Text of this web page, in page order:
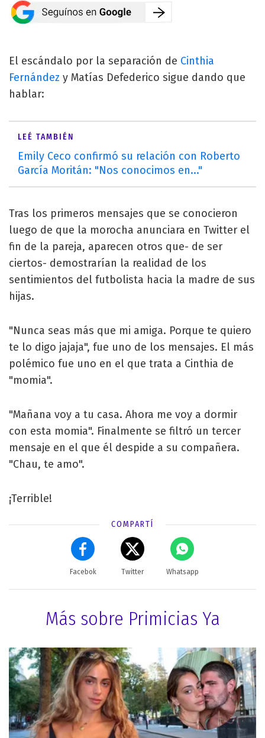
El escándalo por la separación de Cinthia
Fernández y Matías Defederico sigue dando que
hablar:
LEÉ TAMBIÉN
Emily Ceco confirmó su relación con Roberto
García Moritán: "Nos conocimos en..."
Tras los primeros mensajes que se conocieron
luego de que la morocha anunciara en Twitter el
fin de la pareja, aparecen otros que- de ser
ciertos- demostrarían la realidad de los
sentimientos del futbolista hacia la madre de sus
hijas.
"Nunca seas más que mi amiga. Porque te quiero
te lo digo jajaja", fue uno de los mensajes. El más
polémico fue uno en el que trata a Cinthia de
"momia".
"Mañana voy a tu casa. Ahora me voy a dormir
con esta momia". Finalmente se filtró un tercer
mensaje en el que él despide a su compañera.
"Chau, te amo".
¡Terrible!
COMPARTÍ
Facebok Twitter Whatsapp
Más sobre Primicias Ya